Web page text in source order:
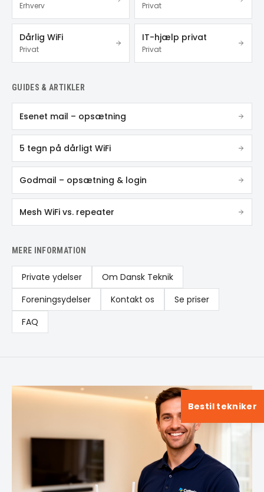
Erhverv Privat
Dårlig WiFi
Privat
IT-hjælp privat
Privat
GUIDES & ARTIKLER
Esenet mail – opsætning
5 tegn på dårligt WiFi
Godmail – opsætning & login
Mesh WiFi vs. repeater
MERE INFORMATION
Private ydelser
Om Dansk Teknik
Foreningsydelser
Kontakt os
Se priser
FAQ
Bestil tekniker